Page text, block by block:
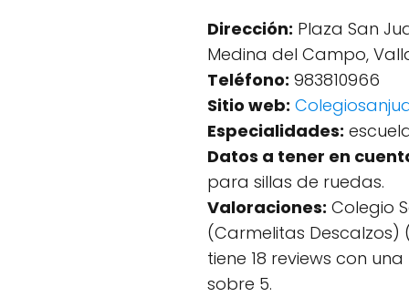
Dirección: Plaza San
Medina del Campo,
Teléfono: 983810966
Sitio web:
Especialidades:
Datos a tener en
para sillas de ruedas.
Valoraciones: Colegio
(Carmelitas Descalzos)
tiene 18 reviews con
sobre 5.